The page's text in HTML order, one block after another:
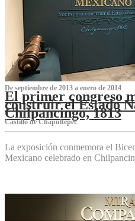
De septiembre de 2013 a enero de 2014
El primer congreso
construir el Estado
Chilpancingo, 1813
Castillo de Chapultepec
La exposición conmemora el
Mexicano celebrado en